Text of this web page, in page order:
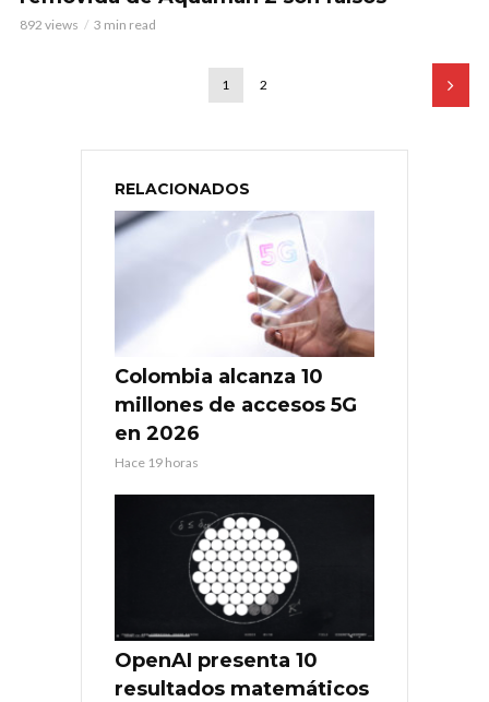
892 views 3 min read
1 2
RELACIONADOS
Colombia alcanza 10
millones de accesos 5G
en 2026
Hace 19 horas
OpenAI presenta 10
resultados matemáticos